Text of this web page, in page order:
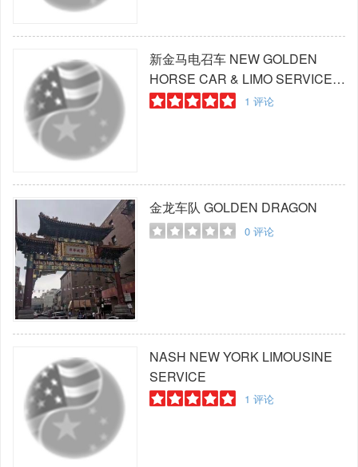
新金马电召车NEW GOLDEN
HORSE CAR & LIMO SERVICE
INC.
1 评论
金龙车队 GOLDEN DRAGON
0评论
NASH NEW YORK LIMOUSINE
SERVICE
1 评论